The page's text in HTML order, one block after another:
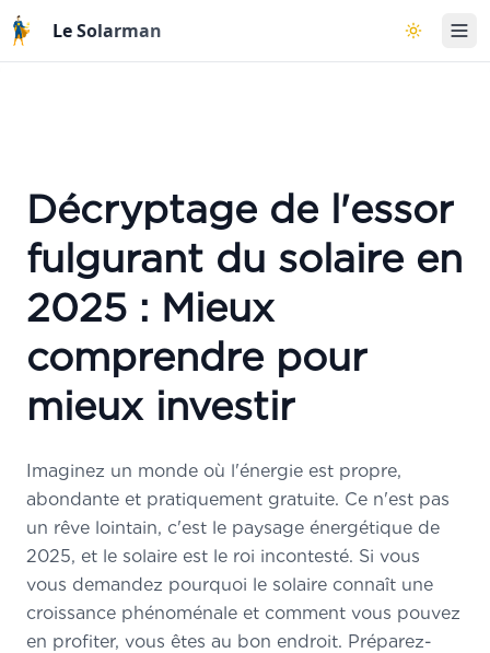
Aller au contenu principal
Le Solarman Basculer
Décryptage de l'essor
fulgurant du solaire en
2025 : Mieux
comprendre pour
mieux investir
Imaginez un monde où l'énergie est propre,
abondante et pratiquement gratuite. Ce n'est pas
un rêve lointain, c'est le paysage énergétique de
2025, et le solaire est le roi incontesté. Si vous
vous demandez pourquoi le solaire connaît une
croissance phénoménale et comment vous pouvez
en profiter, vous êtes au bon endroit. Préparez-